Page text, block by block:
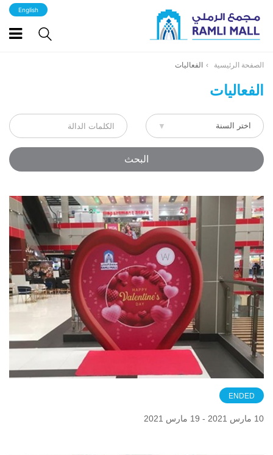
English
الصفحة الرئيسية الفعاليات
الفعاليات
البحث
ENDED
10 مارس 2021 - 19 مارس 2021